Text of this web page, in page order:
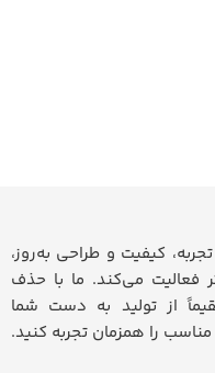
تکیه بر تجربه، کیفیت و طراحی به‌روز،
فعالیت می‌کند. ما با حذف
از تولید به دست شما
را همزمان تجربه کنید.